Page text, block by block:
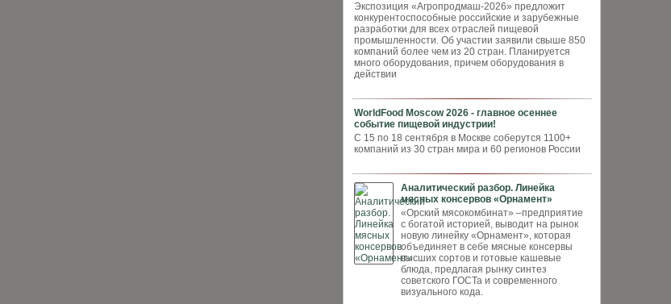
Экспозиция «Агропродмаш-2026» предложит
конкурентоспособные российские и зарубежные
разработки для всех отраслей пищевой
промышленности. Об участии заявили свыше 850
компаний более чем из 20 стран. Планируется
много оборудования, причем оборудования в
действии
WorldFood Moscow 2026 - главное осеннее
событие пищевой индустрии!
С 15 по 18 сентября в Москве соберутся 1100+
компаний из 30 стран мира и 60 регионов России
Аналитический разбор. Линейка
мясных консервов «Орнамент»
«Орский мясокомбинат» –предприятие
с богатой историей, выводит на рынок
новую линейку «Орнамент», которая
объединяет в себе мясные консервы
высших сортов и готовые кашевые
блюда, предлагая рынку синтез
советского ГОСТа и современного
визуального кода.